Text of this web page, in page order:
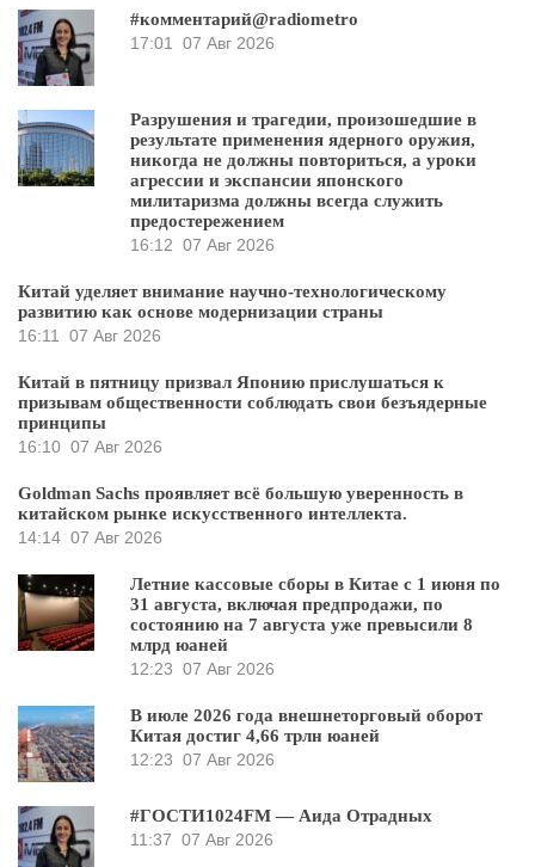
#комментарий@radiometro
17:01
07 Авг 2026
Разрушения и трагедии, произошедшие в
результате применения ядерного оружия,
никогда не должны повториться, а уроки
агрессии и экспансии японского
милитаризма должны всегда служить
предостережением
16:12 07 Авг 2026
Китай уделяет внимание научно-технологическому
развитию как основе модернизации страны
16:11
07 Авг 2026
Китай в пятницу призвал Японию прислушаться к
призывам общественности соблюдать свои безъядерные
принципы
16:10 07 Авг 2026
Goldman Sachs проявляет всё большую уверенность в
китайском рынке искусственного интеллекта.
14:14 07 Авг 2026
Летние кассовые сборы в Китае с 1 июня по
31 августа, включая предпродажи, по
состоянию на 7 августа уже превысили 8
млрд юаней
12:23 07 Авг 2026
В июле 2026 года внешнеторговый оборот
Китая достиг 4,66 трлн юаней
12:23 07 Авг 2026
#ГОСТИ1024FM — Аида Отрадных
11:37 07 Авг 2026